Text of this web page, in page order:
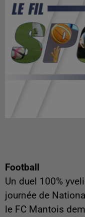
Football
Un duel 100%
journée de
le FC Mantois